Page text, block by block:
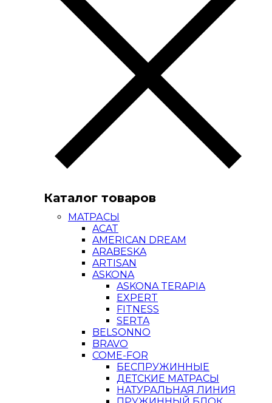
Каталог товаров
МАТРАСЫ
ACAT
AMERICAN DREAM
ARABESKA
ARTISAN
ASKONA
ASKONA TERAPIA
EXPERT
FITNESS
SERTA
BELSONNO
BRAVO
COME-FOR
БЕСПРУЖИННЫЕ
ДЕТСКИЕ МАТРАСЫ
НАТУРАЛЬНАЯ ЛИНИЯ